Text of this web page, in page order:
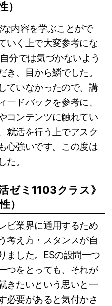
内容を学ぶことがで
いく上で大変参考にな
分では気づかないよう
、目から鱗でした。
ていなかったので、講
ドバックを参考に、
コンテンツに触れてい
就活を行う上でアスク
心強いです。この度は
。
ゼミ1103クラス》
）
ビ業界に通用するため
考え方・スタンスが自
ました。ESの設問一つ
つをとっても、それが
きたいという思いと一
必要があると気付かさ